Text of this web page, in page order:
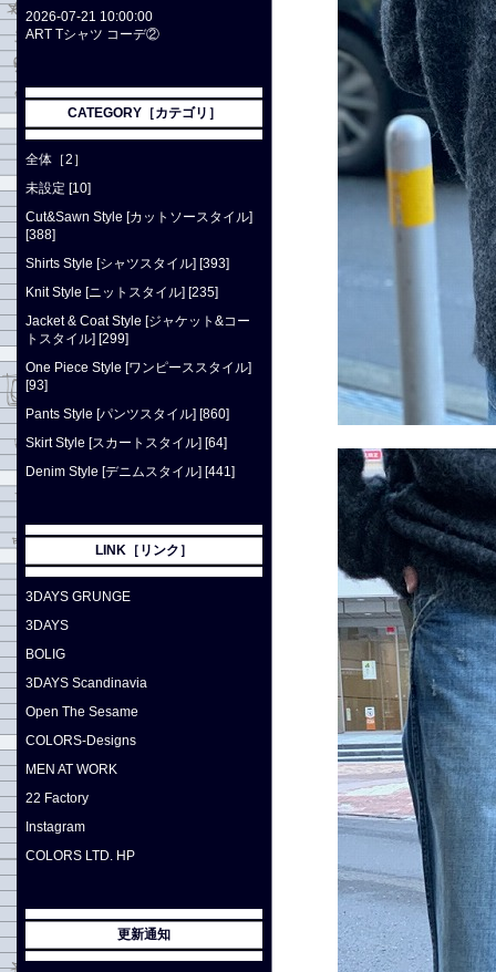
2026-07-21 10:00:00
ART Tシャツ コーデ②
CATEGORY［カテゴリ］
全体［2］
未設定 [10]
Cut&Sawn Style [カットソースタイル]
[388]
Shirts Style [シャツスタイル] [393]
Knit Style [ニットスタイル] [235]
Jacket & Coat Style [ジャケット&コー
トスタイル] [299]
One Piece Style [ワンピーススタイル]
[93]
Pants Style [パンツスタイル] [860]
Skirt Style [スカートスタイル] [64]
Denim Style [デニムスタイル] [441]
LINK［リンク］
3DAYS GRUNGE
3DAYS
BOLIG
3DAYS Scandinavia
Open The Sesame
COLORS-Designs
MEN AT WORK
22 Factory
Instagram
COLORS LTD. HP
更新通知